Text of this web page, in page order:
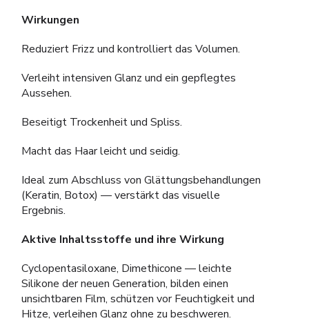
Wirkungen
Reduziert Frizz und kontrolliert das Volumen.
Verleiht intensiven Glanz und ein gepflegtes
Aussehen.
Beseitigt Trockenheit und Spliss.
Macht das Haar leicht und seidig.
Ideal zum Abschluss von Glättungsbehandlungen
(Keratin, Botox) — verstärkt das visuelle
Ergebnis.
Aktive Inhaltsstoffe und ihre Wirkung
Cyclopentasiloxane, Dimethicone — leichte
Silikone der neuen Generation, bilden einen
unsichtbaren Film, schützen vor Feuchtigkeit und
Hitze, verleihen Glanz ohne zu beschweren.